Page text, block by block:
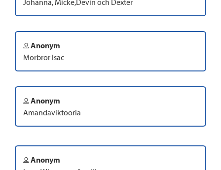
Johanna, Micke,Devin och Dexter
Anonym
Morbror Isac
Anonym
Amandaviktooria
Anonym